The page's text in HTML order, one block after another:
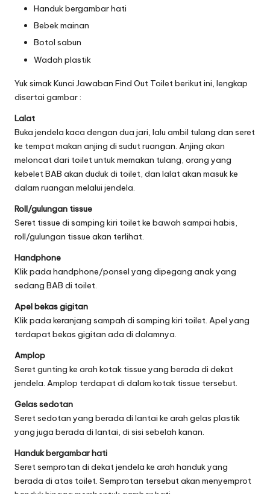
Handuk bergambar hati
Bebek mainan
Botol sabun
Wadah plastik
Yuk simak Kunci Jawaban Find Out Toilet berikut ini, lengkap
disertai gambar :
Lalat
Buka jendela kaca dengan dua jari, lalu ambil tulang dan seret
ke tempat makan anjing di sudut ruangan. Anjing akan
meloncat dari toilet untuk memakan tulang, orang yang
kebelet BAB akan duduk di toilet, dan lalat akan masuk ke
dalam ruangan melalui jendela.
Roll/gulungan tissue
Seret tissue di samping kiri toilet ke bawah sampai habis,
roll/gulungan tissue akan terlihat.
Handphone
Klik pada handphone/ponsel yang dipegang anak yang
sedang BAB di toilet.
Apel bekas gigitan
Klik pada keranjang sampah di samping kiri toilet. Apel yang
terdapat bekas gigitan ada di dalamnya.
Amplop
Seret gunting ke arah kotak tissue yang berada di dekat
jendela. Amplop terdapat di dalam kotak tissue tersebut.
Gelas sedotan
Seret sedotan yang berada di lantai ke arah gelas plastik
yang juga berada di lantai, di sisi sebelah kanan.
Handuk bergambar hati
Seret semprotan di dekat jendela ke arah handuk yang
berada di atas toilet. Semprotan tersebut akan menyemprot